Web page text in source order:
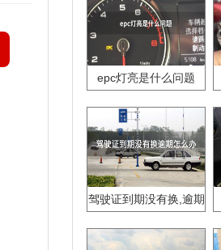
epc灯亮是什么问题
驾驶证到期没有换,逾期